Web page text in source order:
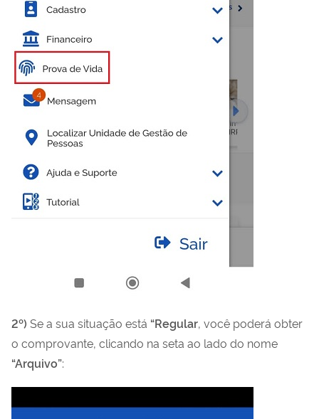
2º) Se a sua situação está “Regular, você poderá obter
o comprovante, clicando na seta ao lado do nome
“Arquivo”: